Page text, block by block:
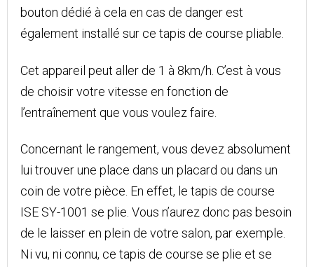
bouton dédié à cela en cas de danger est
également installé sur ce tapis de course pliable.
Cet appareil peut aller de 1 à 8km/h. C’est à vous
de choisir votre vitesse en fonction de
l’entraînement que vous voulez faire.
Concernant le rangement, vous devez absolument
lui trouver une place dans un placard ou dans un
coin de votre pièce. En effet, le tapis de course
ISE SY-1001 se plie. Vous n’aurez donc pas besoin
de le laisser en plein de votre salon, par exemple.
Ni vu, ni connu, ce tapis de course se plie et se